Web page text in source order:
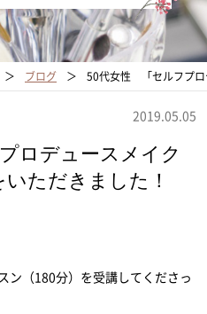
サロンアクセス
ブログ 50代女性 「セルフプロ
2019.05.05
ロデュースメイク
ただきました！
ン（180分）を受講してくださっ